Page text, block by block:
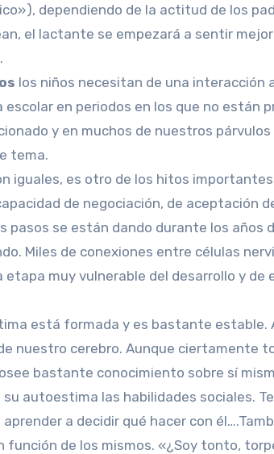
dependiendo de la actitud de los
el lactante se empezará a sentir
los niños necesitan de una interacción
en periodos en los que no están
y en muchos de nuestros
tema.
iguales, es otro de los hitos
de negociación, de aceptación
pasos se están dando durante los
Miles de conexiones entre células
muy vulnerable del desarrollo y
está formada y es bastante estable.
nuestro cerebro. Aunque ciertamente
bastante conocimiento sobre sí
autoestima las habilidades sociales.
a decidir qué hacer con
función de los mismos. «¿Soy tonto,